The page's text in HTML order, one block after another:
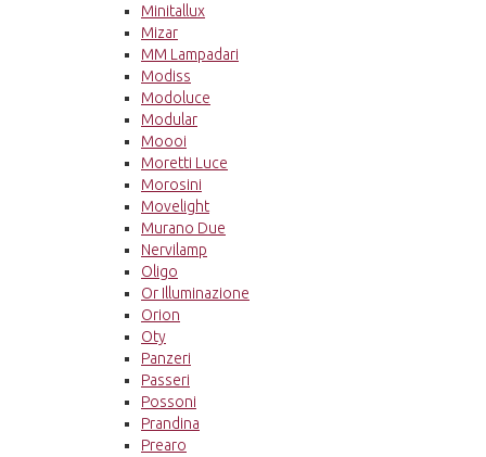
Minitallux
Mizar
MM Lampadari
Modiss
Modoluce
Modular
Moooi
Moretti Luce
Morosini
Movelight
Murano Due
Nervilamp
Oligo
Or Illuminazione
Orion
Oty
Panzeri
Passeri
Possoni
Prandina
Prearo